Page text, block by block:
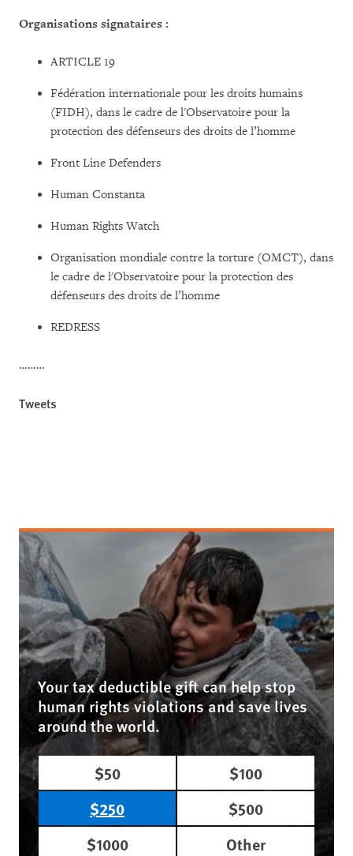
Organisations signataires :
ARTICLE 19
Fédération internationale pour les droits humains
(FIDH), dans le cadre de l'Observatoire pour la
protection des défenseurs des droits de l’homme
Front Line Defenders
Human Constanta
Human Rights Watch
Organisation mondiale contre la torture (OMCT), dans
le cadre de l'Observatoire pour la protection des
défenseurs des droits de l’homme
REDRESS
………
Tweets
Your tax deductible gift can help stop
human rights violations and save lives
around the world.
$50
$100
$250
$500
$1000
Other